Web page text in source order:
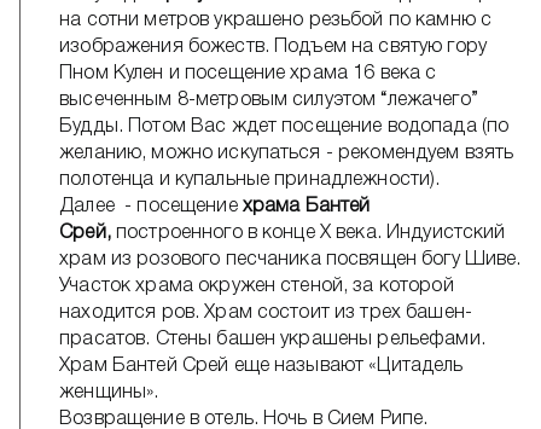
на сотни метров украшено резьбой по камню с
изображения божеств. Подъем на святую гору
Пном Кулен и посещение храма 16 века с
высеченным 8-метровым силуэтом “лежачего”
Будды. Потом Вас ждет посещение водопада (по
желанию, можно искупаться - рекомендуем взять
полотенца и купальные принадлежности).
Далее - посещение храма Бантей
Срей,построенного в конце X века. Индуистский
храм из розового песчаника посвящен богу Шиве.
Участок храма окружен стеной, за которой
находится ров. Храм состоит из трех башен-
прасатов. Стены башен украшены рельефами.
Храм Бантей Срей еще называют «Цитадель
женщины».
Возвращение в отель. Ночь в Сием Рипе.